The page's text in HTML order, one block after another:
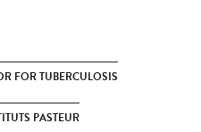
FOR TUBERCULOSIS
PASTEUR